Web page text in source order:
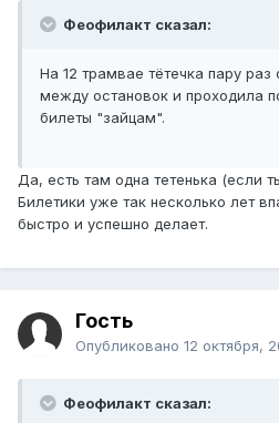
Феофилакт сказал:
На 12 трамвае тётечка пару раз
между остановок и проходила
билеты "зайцам".
Да, есть там одна тетенька (если
Билетики уже так несколько лет
быстро и успешно делает.
Гость
Опубликовано 12 октября,
Феофилакт сказал: